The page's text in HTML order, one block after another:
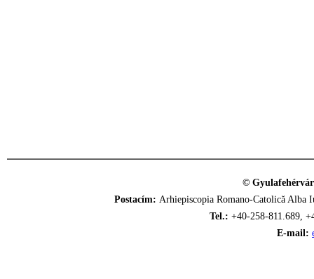
©
Postacím: Arhiepiscopia Romano-Catolică
Tel.: +40-258-811.689,
E-mail: